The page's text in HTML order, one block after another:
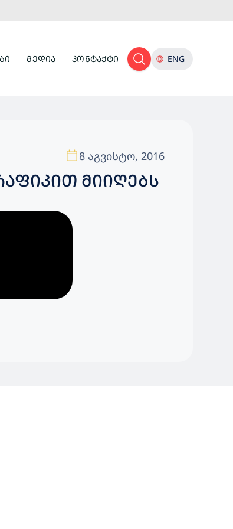
ᲛᲔᲓᲘᲐ ᲙᲝᲜᲢᲐᲥᲢᲘ ENG
8 აგვისტო, 2016
ᲛᲘᲘᲦᲔᲑᲡ